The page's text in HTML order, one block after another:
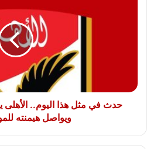
الدورى
ويواصل هيمنته